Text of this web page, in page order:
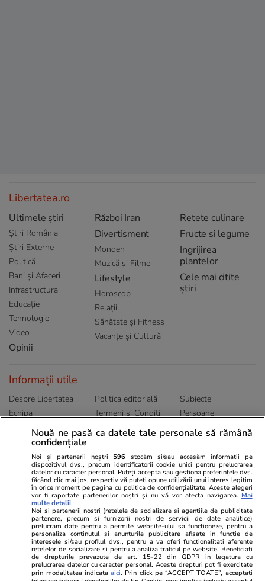
Libertatea.ro
Ultimele știri
Știri România
Știri Externe
Politică
Bani și Afaceri
Infrastructura
Educație
Tehnologie
Video
Opinii
Război Iran
Divertisment
Monden
Muzică și Filme
Lifestyle
Horoscop
Relații
Sănătate și Fitness
Vacanțe și Cultură
Retete culinare
Fructe si legume
Ingrijirea
plantelor
Cele mai citite
știri
Informații utile
Despre Libertatea
Echipa
Publicitate
Politica de
Politica editorială
Termeni și Conditii
Abonamente
Subiecte
Persoane
Sitemap
Ringier România
Libertatea pentru
Unica.ro
Program TV
Avantaje
ELLE
Gazeta Sporturilor
Stiri mondene
Calculator sarcina
Ajută Copiii
Locuri de muncă
Imobiliare.ro
Jobradar24
Imoradar24
Colecții Libertatea
Nouă ne pasă ca datele tale personale să rămână
confidențiale
Noi și partenerii noștri 596 stocăm și/sau accesăm informații pe
dispozitivul dvs., precum identificatorii cookie unici pentru prelucrarea
datelor cu caracter personal. Puteți accepta sau gestiona preferințele dvs.
făcând clic mai jos, respectiv vă puteți opune utilizării unui interes legitim
în orice moment pe pagina cu politica de confidențialitate. Aceste alegeri
vor fi raportate partenerilor noștri și nu vă vor afecta navigarea. Mai
multe detalii
Noi si partenerii nostri (retelele de socializare si agentiile de publicitate
partenere, precum si furnizorii nostri de servicii de date analitice)
prelucram date pentru a permite website-ului sa functioneze, pentru a
personaliza continutul si anunturile publicitare afisate in functie de
interesele si/sau profilul dvs., pentru a va oferi functionalitati aferente
retelelor de socializare si pentru a analiza traficul pe website. Beneficiati
de drepturile prevazute de art. 15-22 din GDPR in legatura cu
prelucrarea datelor cu caracter personal. Aceste drepturi pot fi exercitate
prin modalitatea indicataaici. Prin click pe “ACCEPT TOATE”, acceptati